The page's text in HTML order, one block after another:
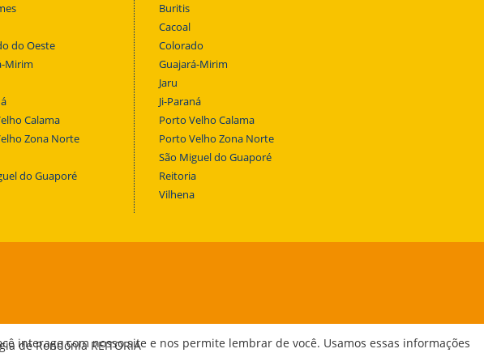
do Oeste
Mirim
Calama
Zona Norte
do Guaporé
Buritis
Cacoal
Colorado
Guajará-Mirim
Jaru
Ji-Paraná
Porto Velho Calama
Porto Velho Zona Norte
São Miguel do Guaporé
Reitoria
Vilhena
de Rondônia REITORIA
interage com nosso site e nos permite lembrar de você. Usamos essas informações